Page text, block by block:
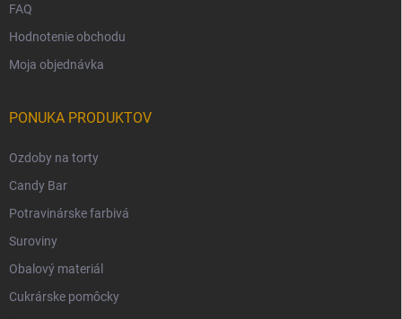
FAQ
Hodnotenie obchodu
Moja objednávka
PONUKA PRODUKTOV
Ozdoby na torty
Candy Bar
Potravinárske farbivá
Suroviny
Obalový materiál
Cukrárske pomôcky